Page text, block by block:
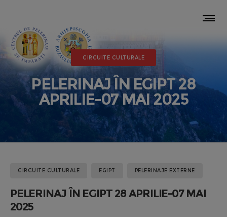
CIRCUITE CULTURALE
PELERINAJ ÎN EGIPT 28
APRILIE-07 MAI 2025
CIRCUITE CULTURALE EGIPT PELERINAJE EXTERNE
PELERINAJ ÎN EGIPT 28 APRILIE-07 MAI
2025